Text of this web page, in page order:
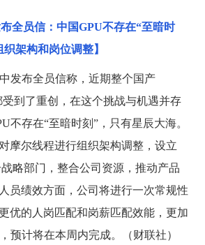
全员信：中国GPU不存在“至暗时
架构和岗位调整】
发布全员信称，近期整个国产
到了重创，在这个挑战与机遇并存
不存在“至暗时刻”，只有星辰大海。
摩尔线程进行组织架构调整，设立
略部门，整合公司资源，推动产品
员绩效方面，公司将进行一次常规性
优的人岗匹配和岗薪匹配效能，更加
预计将在本周内完成。（财联社）